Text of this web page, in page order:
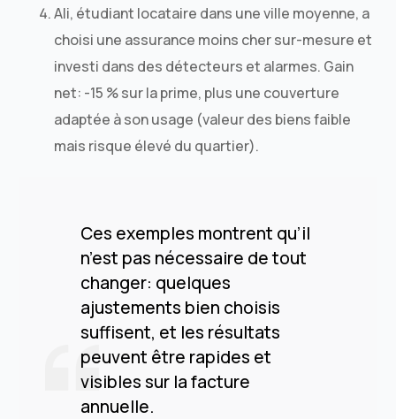
Ali, étudiant locataire dans une ville moyenne, a
choisi une assurance moins cher sur-mesure et
investi dans des détecteurs et alarmes. Gain
net: -15 % sur la prime, plus une couverture
adaptée à son usage (valeur des biens faible
mais risque élevé du quartier).
Ces exemples montrent qu’il
n’est pas nécessaire de tout
changer: quelques
ajustements bien choisis
suffisent, et les résultats
peuvent être rapides et
visibles sur la facture
annuelle.